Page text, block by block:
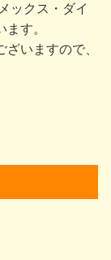
ックス・ダイ
す。
いますので、